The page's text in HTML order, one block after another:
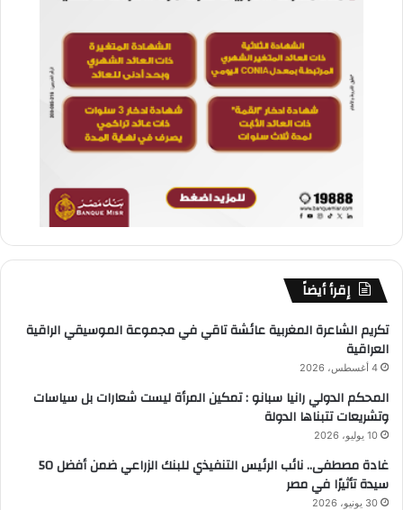
إقرأ أيضاً
تكريم الشاعرة المغربية عائشة تاقي في مجموعة الموسيقي الراقية
العراقية
4 أغسطس، 2026
المحكم الدولي رانيا سبانو : تمكين المرأة ليست شعارات بل سياسات
وتشريعات تتبناها الدولة
10 يوليو، 2026
غادة مصطفى.. نائب الرئيس التنفيذي للبنك الزراعي ضمن أفضل 50
سيدة تأثيرًا في مصر
30 يونيو، 2026